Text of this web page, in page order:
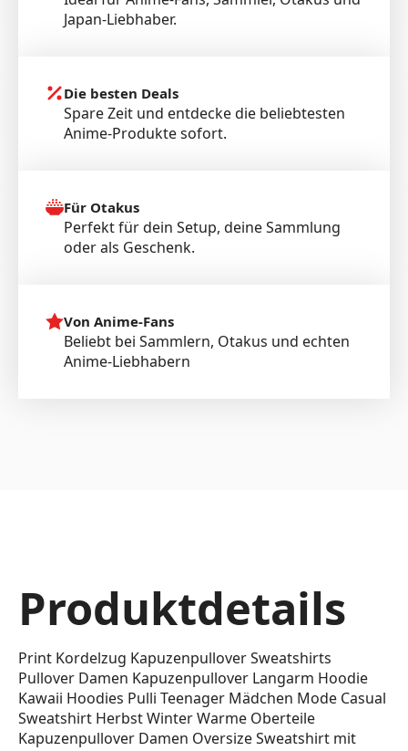
Japan-Liebhaber.
Die besten Deals
Spare Zeit und entdecke die beliebtesten
Anime-Produkte sofort.
Für Otakus
Perfekt für dein Setup, deine Sammlung
oder als Geschenk.
Von Anime-Fans
Beliebt bei Sammlern, Otakus und echten
Anime-Liebhabern
Produktdetails
Print Kordelzug Kapuzenpullover Sweatshirts
Pullover Damen Kapuzenpullover Langarm Hoodie
Kawaii Hoodies Pulli Teenager Mädchen Mode Casual
Sweatshirt Herbst Winter Warme Oberteile
Kapuzenpullover Damen Oversize Sweatshirt mit